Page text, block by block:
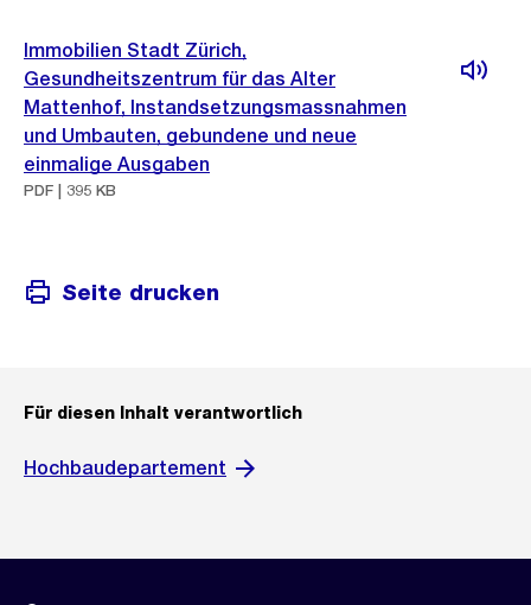
Immobilien Stadt Zürich,
Gesundheitszentrum für das Alter
Mattenhof, Instandsetzungsmassnahmen
und Umbauten, gebundene und neue
einmalige Ausgaben
PDF | 395 KB
Seite drucken
Für diesen Inhalt verantwortlich
Hochbaudepartement